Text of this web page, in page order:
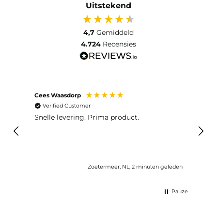
Uitstekend
4,7 Gemiddeld
4.724 Recensies
Cees Waasdorp
Verified Customer
Snelle levering. Prima product.
Zoetermeer, NL, 2 minuten geleden
lang
Pauze